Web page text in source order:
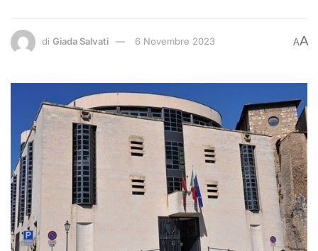
di Giada Salvati 6 Novembre 2023 AA